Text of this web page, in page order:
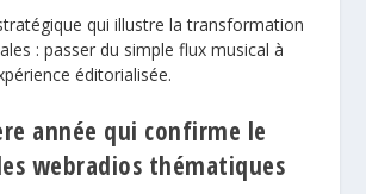
qui illustre la transformation
: passer du simple flux musical à
éditorialisée.
année qui confirme le
webradios thématiques